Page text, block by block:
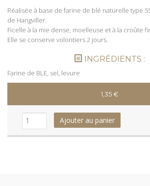
Réalisée à base de farine de blé naturelle type
de Hangviller.
Ficelle à la mie dense, moelleuse et à la croûte
Elle se conserve volontiers 2 jours.
INGRÉDIENTS :
Farine de BLE, sel, levure
1,35€
Ajouter au panier